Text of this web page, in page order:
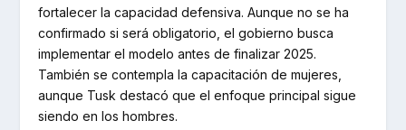
fortalecer la capacidad defensiva. Aunque no se ha
confirmado si será obligatorio, el gobierno busca
implementar el modelo antes de finalizar 2025.
También se contempla la capacitación de mujeres,
aunque Tusk destacó que el enfoque principal sigue
siendo en los hombres.